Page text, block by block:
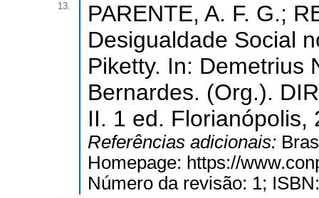
13.
PARENTE, A. F. G.;
Desigualdade Social
Piketty. In: Demetrius
Bernardes. (Org.).
II. 1 ed. Florianópolis,
Referências adicionais:
Homepage: https://
Número da revisão: 1;